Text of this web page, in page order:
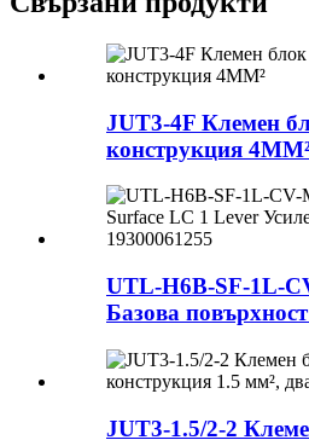
JUT3-4F Клемен
конструкция
UTL-H6B-SF-1L-
Базова
JUT3-1.5/2-2